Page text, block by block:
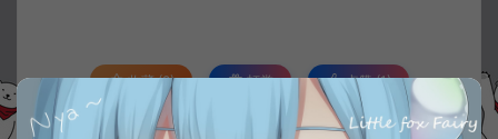
收藏 (2) 打赏 点赞 (1)